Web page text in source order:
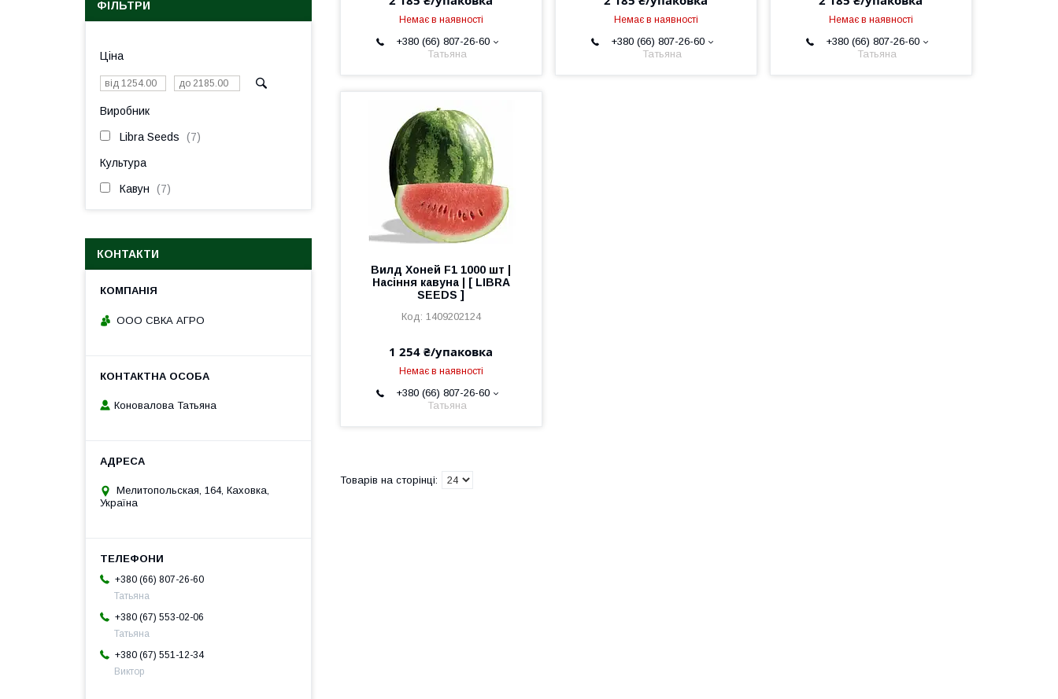
Немає в наявності
+380 (66) 807-26-60
Татьяна
Немає в наявності
+380 (66) 807-26-60
Татьяна
Немає в наявності
+380 (66) 807-26-60
Татьяна
Вилд Хоней F1 1000 шт |
Насіння кавуна | [ LIBRA
SEEDS ]
1409202124
1 254 ₴/упаковка
Немає в наявності
+380 (66) 807-26-60
Татьяна
ФІЛЬТРИ
Ціна
Виробник
Libra Seeds 7
Культура
Кавун 7
КОНТАКТИ
ООО СВКА АГРО
Коновалова Татьяна
Мелитопольская, 164, Каховка,
Україна
+380 (66) 807-26-60
Татьяна
+380 (67) 553-02-06
Татьяна
+380 (67) 551-12-34
Виктор